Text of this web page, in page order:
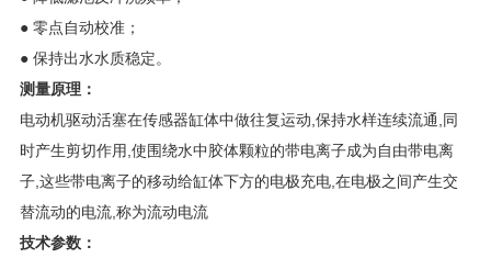
● 零点自动校准；
● 保持出水水质稳定。
测量原理：
电动机驱动活塞在传感器缸体中做往复运动,保持水样连续流通,同
时产生剪切作用,使围绕水中胶体颗粒的带电离子成为自由带电离
子,这些带电离子的移动给缸体下方的电极充电,在电极之间产生交
替流动的电流,称为流动电流
技术参数：